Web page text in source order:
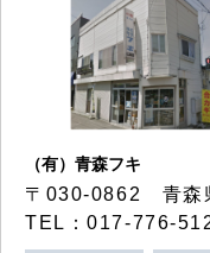
（有）青森フキ
〒030-0862 青森
TEL：017-776-